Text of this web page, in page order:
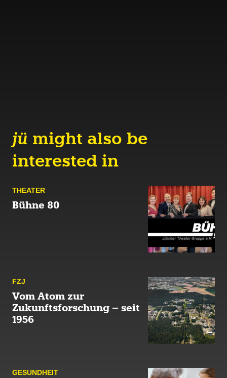
jü might also be
interested in
THEATER
Bühne 80
FZJ
Vom Atom zur
Zukunftsforschung – seit
1956
GESUND­HEIT